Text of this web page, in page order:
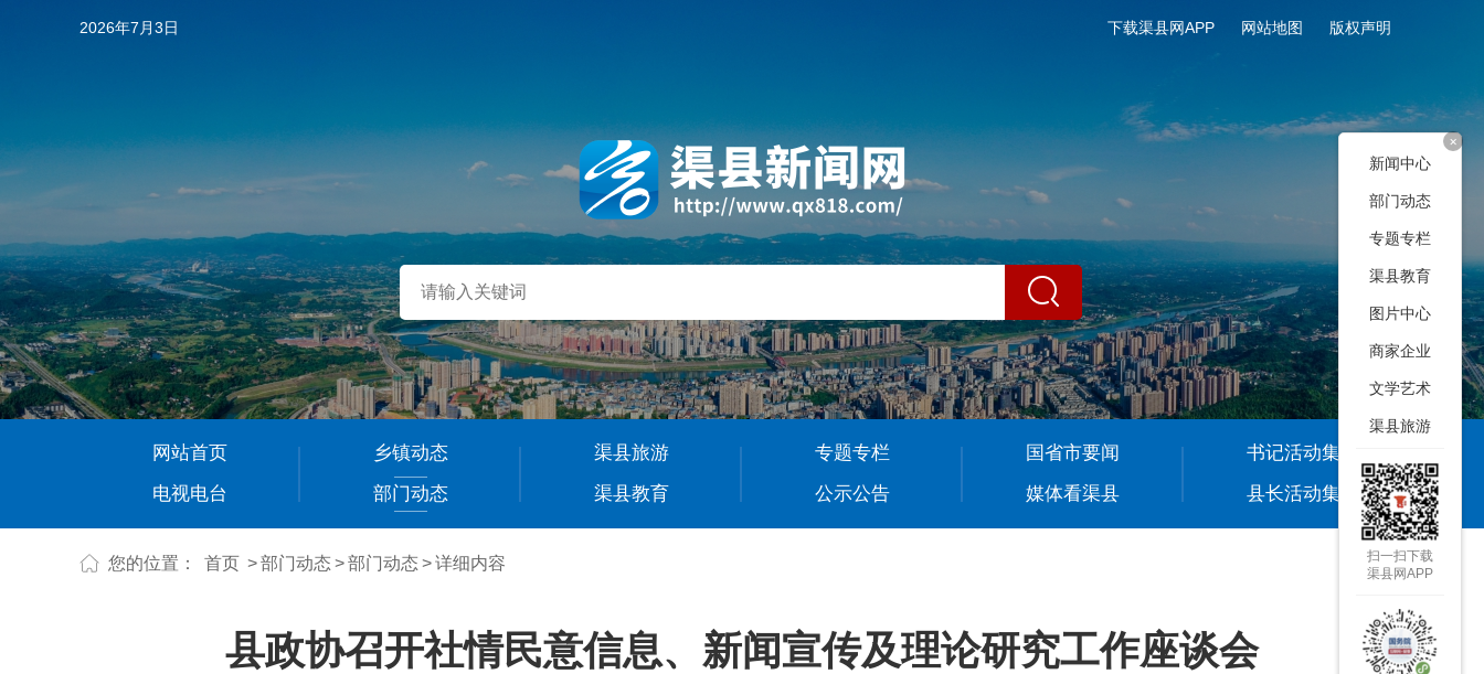
下载渠县网APP 网站地图 版权声明
2026年7月3日
网站首页 乡镇动态 渠县旅游 专题专栏 国省市要闻
书记活动集
电视电台
部门动态 渠县教育 公示公告 媒体看渠县 县长活动集
您的位置： 首页 >部门动态>部门动态>详细内容
县政协召开社情民意信息、新闻宣传及理论研究工作座谈会
+
新闻中心
部门动态
专题专栏
渠县教育
图片中心
商家企业
文学艺术
渠县旅游
扫一扫下载
渠县网APP